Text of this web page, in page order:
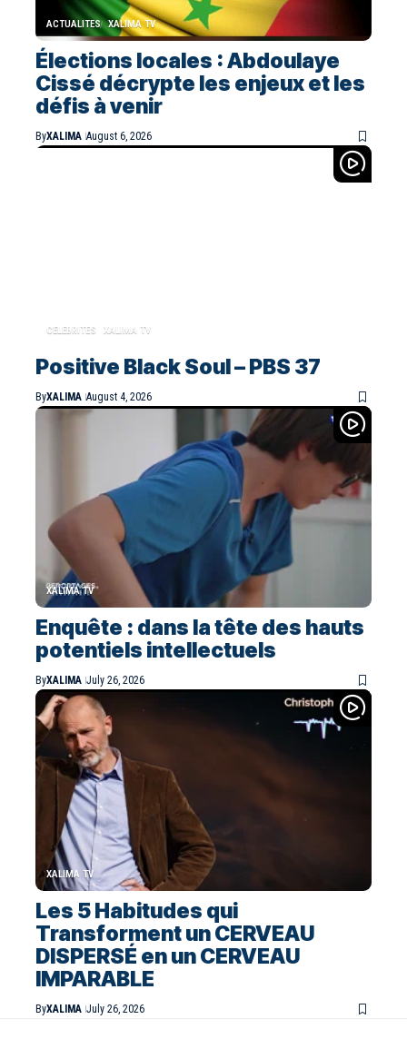
ACTUALITES XALIMA TV
Élections locales : Abdoulaye
Cissé décrypte les enjeux et les
défis à venir
ByXALIMA August 6, 2026
CELEBRITES XALIMA TV
Positive Black Soul – PBS 37
ByXALIMA August 4, 2026
XALIMA TV
Enquête : dans la tête des hauts
potentiels intellectuels
ByXALIMA July 26, 2026
XALIMA TV
Les 5 Habitudes qui
Transforment un CERVEAU
DISPERSÉ en un CERVEAU
IMPARABLE
ByXALIMA July 26, 2026